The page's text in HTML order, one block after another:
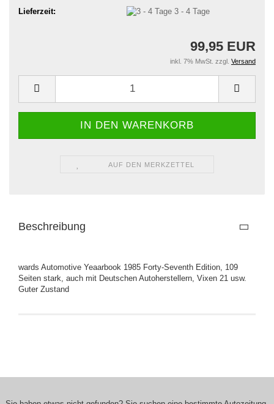
Lieferzeit:
3 - 4 Tage
99,95 EUR
inkl. 7% MwSt. zzgl. Versand
AUF DEN MERKZETTEL
Beschreibung
wards Automotive Yeaarbook 1985 Forty-Seventh Edition, 109
Seiten stark, auch mit Deutschen Autoherstellern, Vixen 21 usw.
Guter Zustand